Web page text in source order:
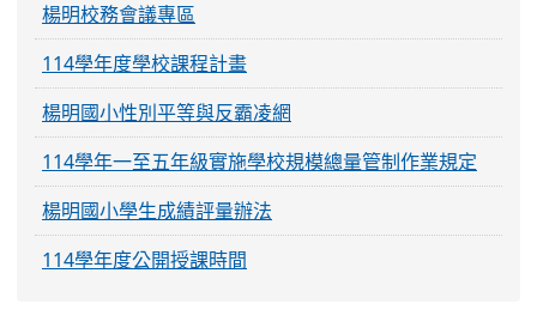
楊明校務會議專區
114學年度學校課程計畫
楊明國小性別平等與反霸凌網
114學年一至五年級實施學校規模總量管制作業規定
楊明國小學生成績評量辦法
114學年度公開授課時間